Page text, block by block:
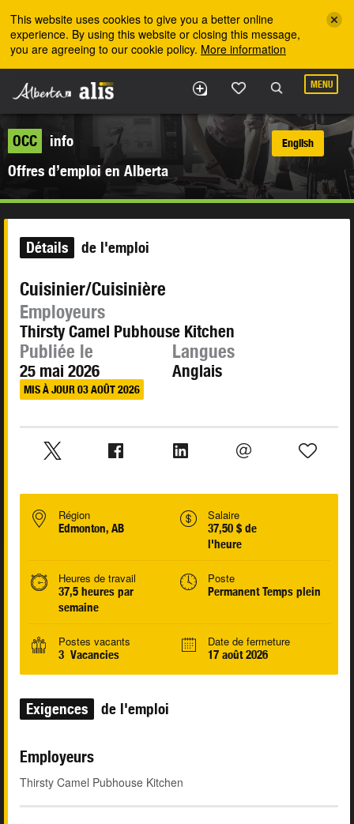
This website uses cookies to give you a better online
experience. By using this website or closing this message,
you are agreeing to our cookie policy. More information
MENU
OCC
info
Offres d’emploi en Alberta
English
Détails de l'emploi
Cuisinier/Cuisinière
Employeurs
Thirsty Camel Pubhouse Kitchen
Publiée le
25 mai 2026
MIS À JOUR 03 AOÛT 2026
Langues
Anglais
Région
Edmonton, AB
Salaire
37,50 $ de
l'heure
Heures de travail
37,5 heures par
semaine
Poste
Permanent Temps plein
Postes vacants
3 Vacancies
Date de fermeture
17 août 2026
Exigences de l'emploi
Employeurs
Thirsty Camel Pubhouse Kitchen